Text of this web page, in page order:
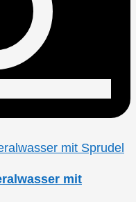
mit